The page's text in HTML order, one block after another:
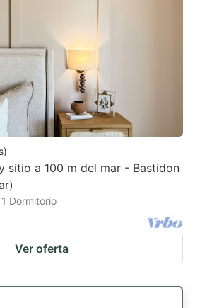
)
sitio a 100 m del mar - Bastidon
1 Dormitorio
Ver oferta